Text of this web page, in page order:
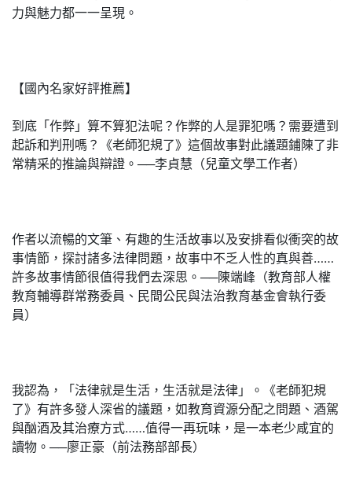
力與魅力都一一呈現。
【國內名家好評推薦】
到底「作弊」算不算犯法呢？作弊的人是罪犯嗎？需要遭到
起訴和判刑嗎？《老師犯規了》這個故事對此議題鋪陳了非
常精采的推論與辯證。──李貞慧（兒童文學工作者）
作者以流暢的文筆、有趣的生活故事以及安排看似衝突的故
事情節，探討諸多法律問題，故事中不乏人性的真與善……
許多故事情節很值得我們去深思。──陳端峰（教育部人權
教育輔導群常務委員、民間公民與法治教育基金會執行委
員）
我認為，「法律就是生活，生活就是法律」。《老師犯規
了》有許多發人深省的議題，如教育資源分配之問題、酒駕
與酗酒及其治療方式……值得一再玩味，是一本老少咸宜的
讀物。──廖正豪（前法務部部長）